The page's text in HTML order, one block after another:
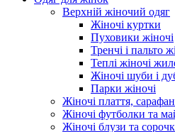
Верхній жіночий одяг
Жіночі куртки
Пуховики жіночі
Тренчі і пальто
Теплі жіночі
Жіночі шуби і
Парки жіночі
Жіночі плаття,
Жіночі футболки та
Жіночі блузи та